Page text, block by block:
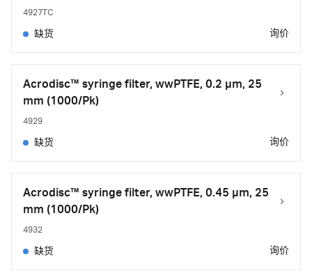
4927TC
缺货 询价
Acrodisc™ syringe filter, wwPTFE, 0.2 µm, 25
mm (1000/Pk)
4929
缺货 询价
Acrodisc™ syringe filter, wwPTFE, 0.45 µm, 25
mm (1000/Pk)
4932
缺货 询价